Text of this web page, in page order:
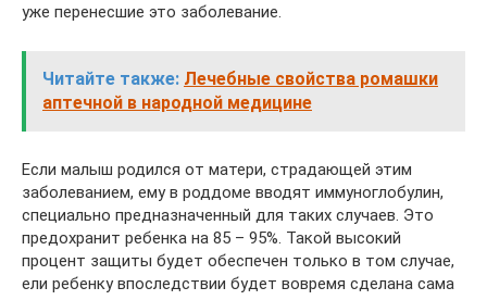
уже перенесшие это заболевание.
Читайте также: Лечебные свойства ромашки
аптечной в народной медицине
Если малыш родился от матери, страдающей этим
заболеванием, ему в роддоме вводят иммуноглобулин,
специально предназначенный для таких случаев. Это
предохранит ребенка на 85 – 95%. Такой высокий
процент защиты будет обеспечен только в том случае,
ели ребенку впоследствии будет вовремя сделана сама